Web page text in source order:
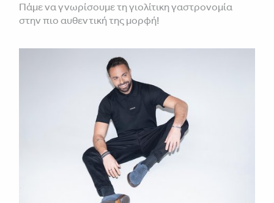
Πάμε να γνωρίσουμε τη γιολίτικη γαστρονομία
στην πιο αυθεντική της μορφή!